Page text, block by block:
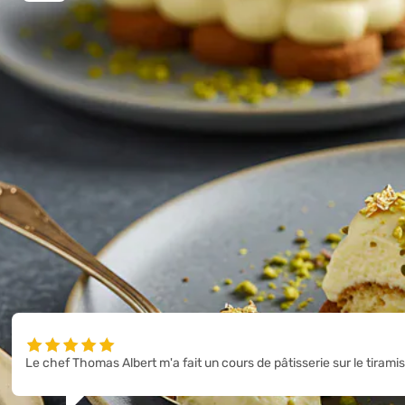
Recette professionnelle en verrine · 6 personnes Je
RECEIPES
RECETTES
Le chef Thomas Albert m'a fait un cours de pâtisserie sur le